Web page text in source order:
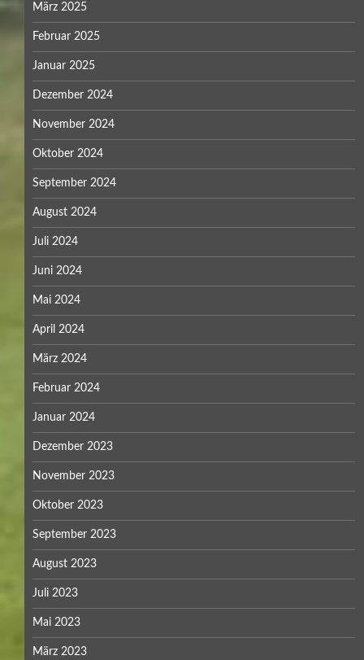
März 2025
Februar 2025
Januar 2025
Dezember 2024
November 2024
Oktober 2024
September 2024
August 2024
Juli 2024
Juni 2024
Mai 2024
April 2024
März 2024
Februar 2024
Januar 2024
Dezember 2023
November 2023
Oktober 2023
September 2023
August 2023
Juli 2023
Mai 2023
März 2023